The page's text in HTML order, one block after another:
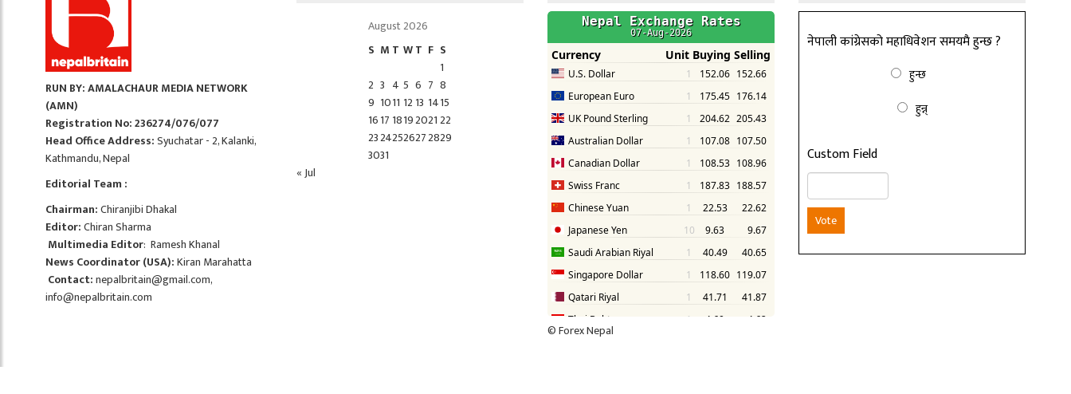
RUN BY: AMALACHAUR MEDIA NETWORK
(AMN)
Registration No: 236274/076/077
Head Office Address:Syuchatar - 2, Kalanki,
Kathmandu, Nepal
Editorial Team :
Chairman:Chiranjibi Dhakal
Editor:Chiran Sharma
Multimedia Editor: Ramesh Khanal
News Coordinator (USA):Kiran Marahatta
Contact:nepalbritain@gmail.com,
info@nepalbritain.com
August 2026
S M T WT F S
1
2 3 4 5 6 7 8
9 1011 12 13 1415
1617 1819202122
23242526272829
3031
« Jul
©Forex Nepal
नेपाली कांग्रेसको महाधिवेशन समयमै हुन्छ ?
हुन्छ
हुन्न्
Custom Field
Vote